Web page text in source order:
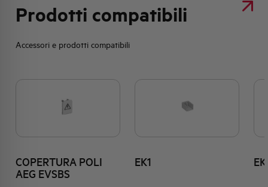
Prodotti compatibili
Accessori e prodotti compatibili
COPERTURA POLI
AEG EVSBS
EK1